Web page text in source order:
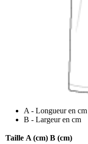
A - Longueur en cm
B - Largeur en cm
Taille A (cm) B (cm)